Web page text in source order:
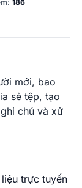
186
mới, bao
sẻ tệp, tạo
chú và xử
trực tuyến